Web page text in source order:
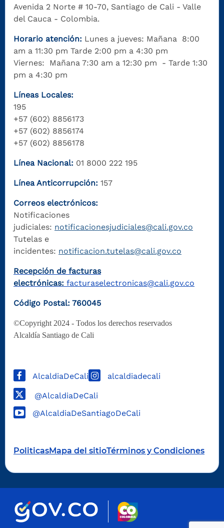
Avenida 2 Norte # 10-70, Santiago de Cali - Valle
del Cauca - Colombia.
Horario atención: Lunes a jueves: Mañana 8:00
am a 11:30 pm Tarde 2:00 pm a 4:30 pm
Viernes: Mañana 7:30 am a 12:30 pm - Tarde 1:30
pm a 4:30 pm
Líneas Locales:
195
+57 (602) 8856173
+57 (602) 8856174
+57 (602) 8856178
Línea Nacional: 01 8000 222 195
Línea Anticorrupción: 157
Correos electrónicos:
Notificaciones
judiciales: notificacionesjudiciales@cali.gov.co
Tutelas e
incidentes: notificacion.tutelas@cali.gov.co
Recepción de facturas
electrónicas: facturaselectronicas@cali.gov.co
Código Postal: 760045
©Copyright 2024 - Todos los derechos reservados
Alcaldía Santiago de Cali
AlcaldiaDeCali alcaldiadecali
@AlcaldiaDeCali
@AlcaldiaDeSantiagoDeCali
PoliticasMapa del sitioTérminos y Condiciones